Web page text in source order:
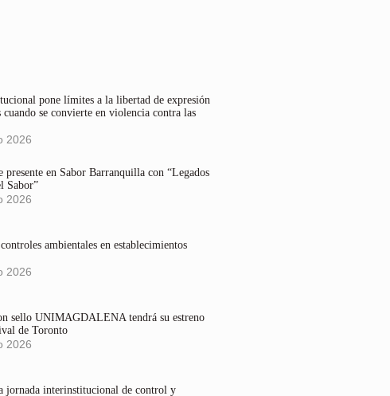
pone límites a la libertad de expresión
cuando se convierte en violencia contra las
2026
presente en Sabor Barranquilla con “Legados
Sabor”
2026
ambientales en establecimientos
2026
sello UNIMAGDALENA tendrá su estreno
de Toronto
2026
jornada interinstitucional de control y